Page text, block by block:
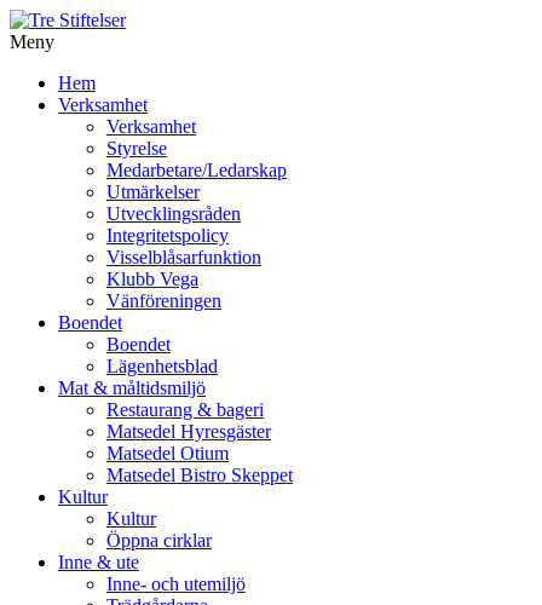
Meny
vidare
Hem
Verksamhet
Verksamhet
Styrelse
Medarbetare/Ledarskap
Utmärkelser
Utvecklingsråden
Integritetspolicy
Visselblåsarfunktion
Klubb Vega
Vänföreningen
Boendet
Boendet
Lägenhetsblad
Mat & måltidsmiljö
Restaurang & bageri
Matsedel Hyresgäster
Matsedel Otium
Matsedel Bistro Skeppet
Kultur
Kultur
Öppna cirklar
Inne & ute
Inne- och utemiljö